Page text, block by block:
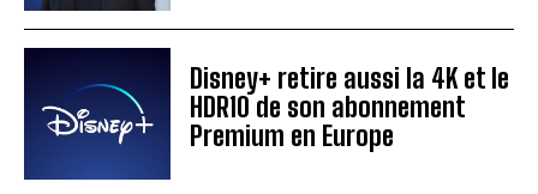
Disney+ retire aussi la 4K et le
HDR10 de son abonnement
Premium en Europe